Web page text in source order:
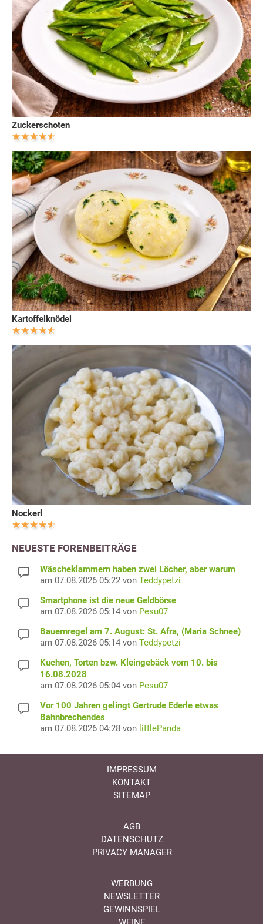
Zuckerschoten
Kartoffelknödel
Nockerl
NEUESTE FORENBEITRÄGE
Wäscheklammern haben zwei Löcher, aber warum
am 07.08.2026 05:22 von Teddypetzi
Smartphone ist die neue Geldbörse
am 07.08.2026 05:14 von Pesu07
Bauernregel am 7. August: St. Afra, (Maria Schnee)
am 07.08.2026 05:14 von Teddypetzi
Kuchen, Torten bzw. Kleingebäck vom 10. bis
16.08.2028
am 07.08.2026 05:04 von Pesu07
Vor 100 Jahren gelingt Gertrude Ederle etwas
Bahnbrechendes
am 07.08.2026 04:28 von littlePanda
IMPRESSUM
KONTAKT
SITEMAP
AGB
DATENSCHUTZ
PRIVACY MANAGER
WERBUNG
NEWSLETTER
GEWINNSPIEL